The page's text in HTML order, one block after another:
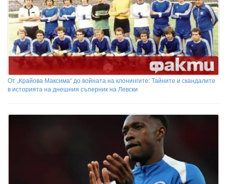
От „Крайова Максима“ до войната на клонингите: Тайните и скандалите
в историята на днешния съперник на Левски